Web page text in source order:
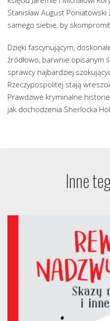
Stanisław August Poniatowski
samego siebie, by
Dzięki fascynującym,
źródłowo, barwnie opisanym
sprawcy najbardziej
Rzeczypospolitej stają
Prawdziwe kryminalne
jak dochodzenia Sherlocka
Inne